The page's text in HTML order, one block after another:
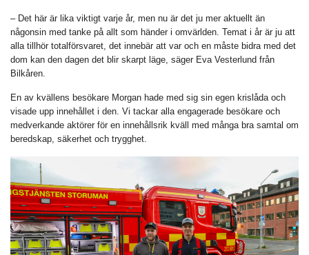
– Det här är lika viktigt varje år, men nu är det ju mer aktuellt än
någonsin med tanke på allt som händer i omvärlden. Temat i år är ju att
alla tillhör totalförsvaret, det innebär att var och en måste bidra med det
dom kan den dagen det blir skarpt läge, säger Eva Vesterlund från
Bilkåren.
En av kvällens besökare Morgan hade med sig sin egen krislåda och
visade upp innehållet i den. Vi tackar alla engagerade besökare och
medverkande aktörer för en innehållsrik kväll med många bra samtal om
beredskap, säkerhet och trygghet.